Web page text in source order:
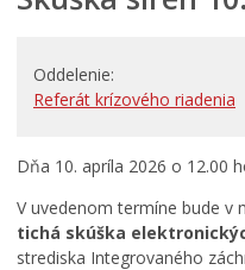
Financie
Kultúra, šport a
Rodina, život, bývanie
Školstvo
Stavby, prenájmy a
Oddelenie
Referát krízového riadenia
Dňa 10. apríla 2026 o 12.00
V uvedenom termíne bude v
tichá skúška
strediska Integrovaného